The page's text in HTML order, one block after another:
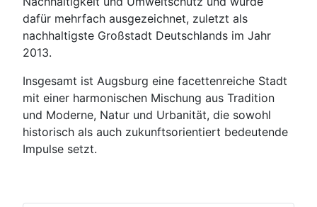
dafür mehrfach ausgezeichnet, zuletzt als
nachhaltigste Großstadt Deutschlands im Jahr
2013.
Insgesamt ist Augsburg eine facettenreiche Stadt
mit einer harmonischen Mischung aus Tradition
und Moderne, Natur und Urbanität, die sowohl
historisch als auch zukunftsorientiert bedeutende
Impulse setzt.